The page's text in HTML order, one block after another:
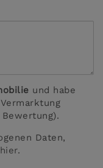
und habe
Daten,
hier.